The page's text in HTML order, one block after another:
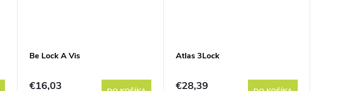
Be Lock A Vis
€16,03
Atlas 3Lock
€28,39